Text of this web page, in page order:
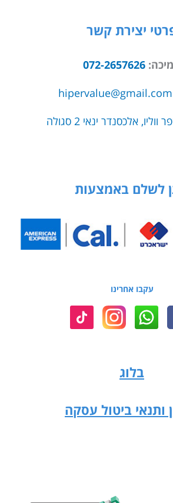
יצירת קשר
072-2657626
hipervalue@gmail.com
ווליו, אלכסנדר ינאי 2 סגולה
לשלם באמצעות
עקבו אחרינו
בלוג
ותנאי ביטול עסקה